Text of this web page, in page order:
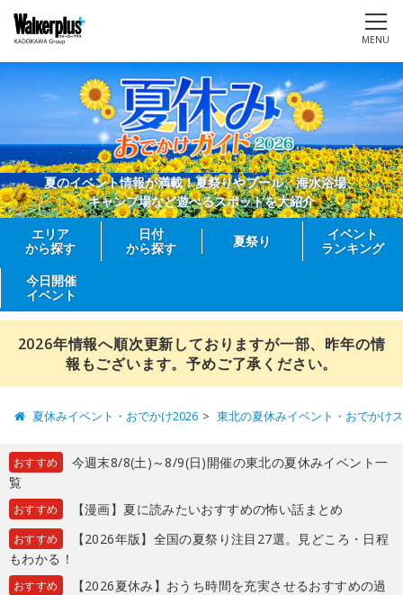
MENU
夏のイベント情報が満載！夏祭りやプール、海水浴場、
キャンプ場など遊べるスポットを大紹介
エリア
から探す
日付
から探す
夏祭り
イベント
ランキング
今日開催
イベント
2026年情報へ順次更新しておりますが一部、昨年の情
報もございます。予めご了承ください。
夏休みイベント・おでかけ2026 東北の夏休みイベント・おでかけ
おすすめ
今週末8/8(土)～8/9(日)開催の東北の夏休みイベント一
覧
おすすめ 【漫画】夏に読みたいおすすめの怖い話まとめ
おすすめ
【2026年版】全国の夏祭り注目27選。見どころ・日程
もわかる！
おすすめ
【2026夏休み】おうち時間を充実させるおすすめの過